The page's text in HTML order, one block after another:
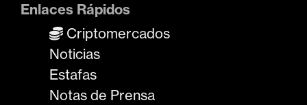
Enlaces Rápidos
Criptomercados
Noticias
Estafas
Notas de Prensa